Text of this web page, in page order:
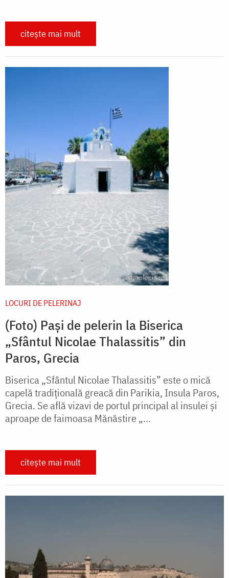
citește mai mult
LOCURI DE PELERINAJ
(Foto) Pași de pelerin la Biserica
„Sfântul Nicolae Thalassitis” din
Paros, Grecia
Biserica „Sfântul Nicolae Thalassitis” este o mică
capelă tradițională greacă din Parikia, Insula Paros,
Grecia. Se află vizavi de portul principal al insulei și
aproape de faimoasa Mănăstire „...
citește mai mult